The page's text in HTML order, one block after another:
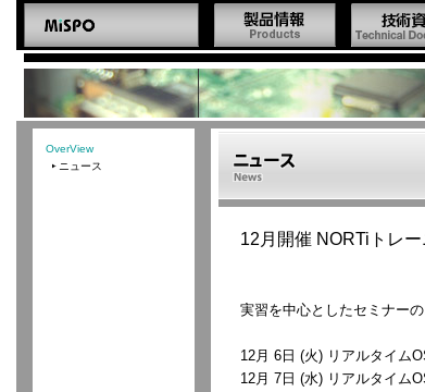
OverView
ニュース
12月開催 NORTiトレ
実習を中心としたセミナー
12月 6日 (火) リアルタイム
12月 7日 (水) リアルタイム